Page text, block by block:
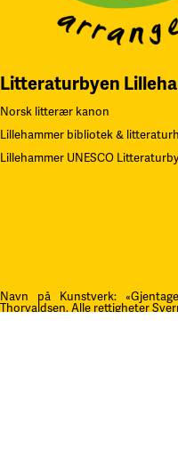
Litteraturbyen
Norsk litterær kanon
Lillehammer bibliotek &
Lillehammer UNESCO Litteraturby
Navn på Kunstverk:
Thorvaldsen. Alle rettigheter